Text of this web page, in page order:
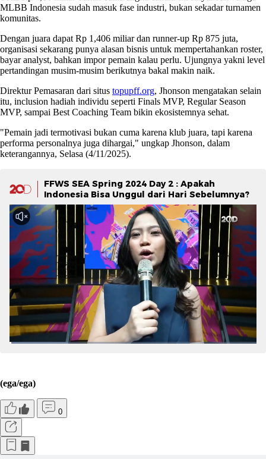
MLBB Indonesia sudah masuk fase industri, bukan sekadar turnamen
komunitas.
Dengan juara dapat Rp 1,406 miliar dan runner-up Rp 875 juta,
organisasi sekarang punya alasan bisnis untuk mempertahankan roster,
bayar analyst, bahkan impor pemain kalau perlu. Ujungnya yakni level
pertandingan musim-musim berikutnya bakal makin naik.
Direktur Pemasaran dari situs topupff.org, Jhonson mengatakan selain
itu, inclusion hadiah individu seperti Finals MVP, Regular Season
MVP, sampai Best Coaching Team bikin ekosistemnya sehat.
"Pemain jadi termotivasi bukan cuma karena klub juara, tapi karena
performa personalnya juga dihargai," ungkap Jhonson, dalam
keterangannya, Selasa (4/11/2025).
FFWS SEA Spring 2024 Day 2 : Apakah
Indonesia Bisa Unggul dari Hari Sebelumnya?
(ega/ega)
0